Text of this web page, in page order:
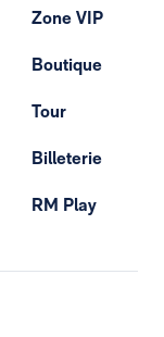
Zone VIP
Boutique
Tour
Billeterie
RM Play